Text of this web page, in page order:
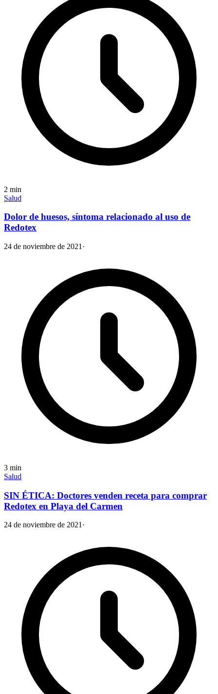
2 min
Salud
Dolor de huesos, síntoma relacionado al uso de
Redotex
24 de noviembre de 2021 ·
3 min
Salud
SIN ÉTICA: Doctores venden receta para comprar
Redotex en Playa del Carmen
24 de noviembre de 2021·